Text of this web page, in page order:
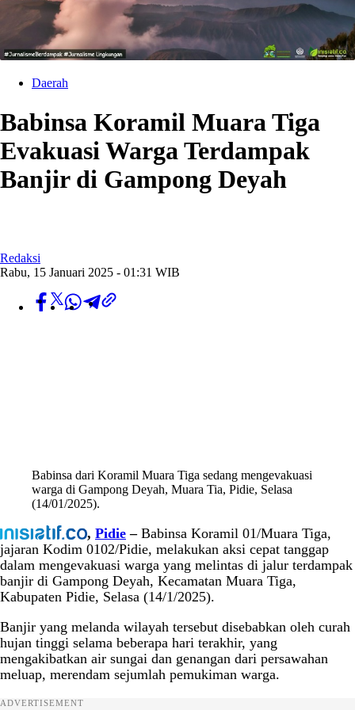
Daerah
Babinsa Koramil Muara Tiga
Evakuasi Warga Terdampak
Banjir di Gampong Deyah
Redaksi
Rabu, 15 Januari 2025 - 01:31 WIB
Babinsa dari Koramil Muara Tiga sedang mengevakuasi
warga di Gampong Deyah, Muara Tia, Pidie, Selasa
(14/01/2025).
, Pidie–Babinsa Koramil 01/Muara Tiga,
jajaran Kodim 0102/Pidie, melakukan aksi cepat tanggap
dalam mengevakuasi warga yang melintas di jalur terdampak
banjir di Gampong Deyah, Kecamatan Muara Tiga,
Kabupaten Pidie, Selasa (14/1/2025).
Banjir yang melanda wilayah tersebut disebabkan oleh curah
hujan tinggi selama beberapa hari terakhir, yang
mengakibatkan air sungai dan genangan dari persawahan
meluap, merendam sejumlah pemukiman warga.
ADVERTISEMENT